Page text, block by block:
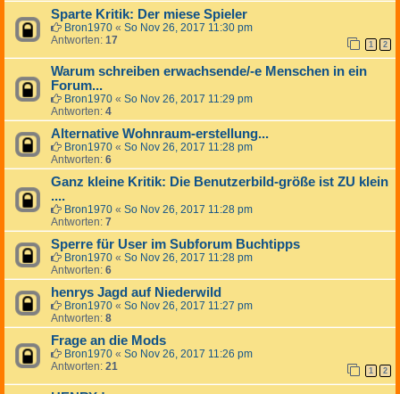
Sparte Kritik: Der miese Spieler
Bron1970 « So Nov 26, 2017 11:30 pm
Antworten: 17 1 2
Warum schreiben erwachsende/-e Menschen in ein
Forum...
Bron1970 « So Nov 26, 2017 11:29 pm
Antworten: 4
Alternative Wohnraum-erstellung...
Bron1970 « So Nov 26, 2017 11:28 pm
Antworten: 6
Ganz kleine Kritik: Die Benutzerbild-größe ist ZU klein
....
Bron1970 « So Nov 26, 2017 11:28 pm
Antworten: 7
Sperre für User im Subforum Buchtipps
Bron1970 « So Nov 26, 2017 11:28 pm
Antworten: 6
henrys Jagd auf Niederwild
Bron1970 « So Nov 26, 2017 11:27 pm
Antworten: 8
Frage an die Mods
Bron1970 « So Nov 26, 2017 11:26 pm
Antworten: 21 1 2